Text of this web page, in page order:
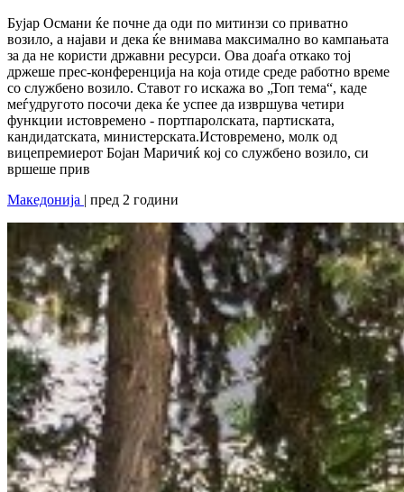
Бујар Османи ќе почне да оди по митинзи со приватно
возило, а најави и дека ќе внимава максимално во кампањата
за да не користи државни ресурси. Ова доаѓа откако тој
држеше прес-конференција на која отиде среде работно време
со службено возило. Ставот го искажа во „Топ тема“, каде
меѓудругото посочи дека ќе успее да извршува четири
функции истовремено - портпаролската, партиската,
кандидатската, министерската.Истовремено, молк од
вицепремиерот Бојан Маричиќ кој со службено возило, си
вршеше прив
Македонија | пред 2 години